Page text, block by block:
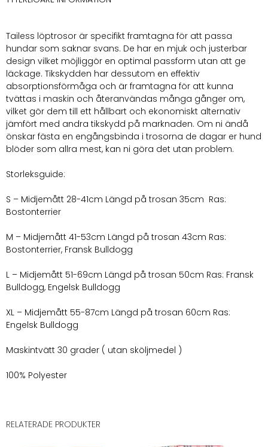
prickar
mängd
Tailess löptrosor är specifikt framtagna för att passa
hundar som saknar svans. De har en mjuk och justerbar
design vilket möjliggör en optimal passform utan att ge
läckage. Tikskydden har dessutom en effektiv
absorptionsförmåga och är framtagna för att kunna
tvättas i maskin och återanvändas många gånger om,
vilket gör dem till ett hållbart och ekonomiskt alternativ
jämfört med andra tikskydd på marknaden. Om ni ändå
önskar fästa en engångsbinda i trosorna de dagar er hund
blöder som allra mest, kan ni göra det utan problem.
Storleksguide:
S – Midjemått 28-41cm Längd på trosan 35cm Ras:
Bostonterrier
M – Midjemått 41-53cm Längd på trosan 43cm Ras:
Bostonterrier, Fransk Bulldogg
L – Midjemått 51-69cm Längd på trosan 50cm Ras: Fransk
Bulldogg, Engelsk Bulldogg
XL – Midjemått 55-87cm Längd på trosan 60cm Ras:
Engelsk Bulldogg
Maskintvätt 30 grader ( utan sköljmedel )
100% Polyester
RELATERADE PRODUKTER